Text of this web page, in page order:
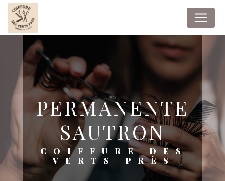
PERMANENTE
SAUTRON
COIFFURE DES
VERTS PRÈS
Panneau de gestion des cookies